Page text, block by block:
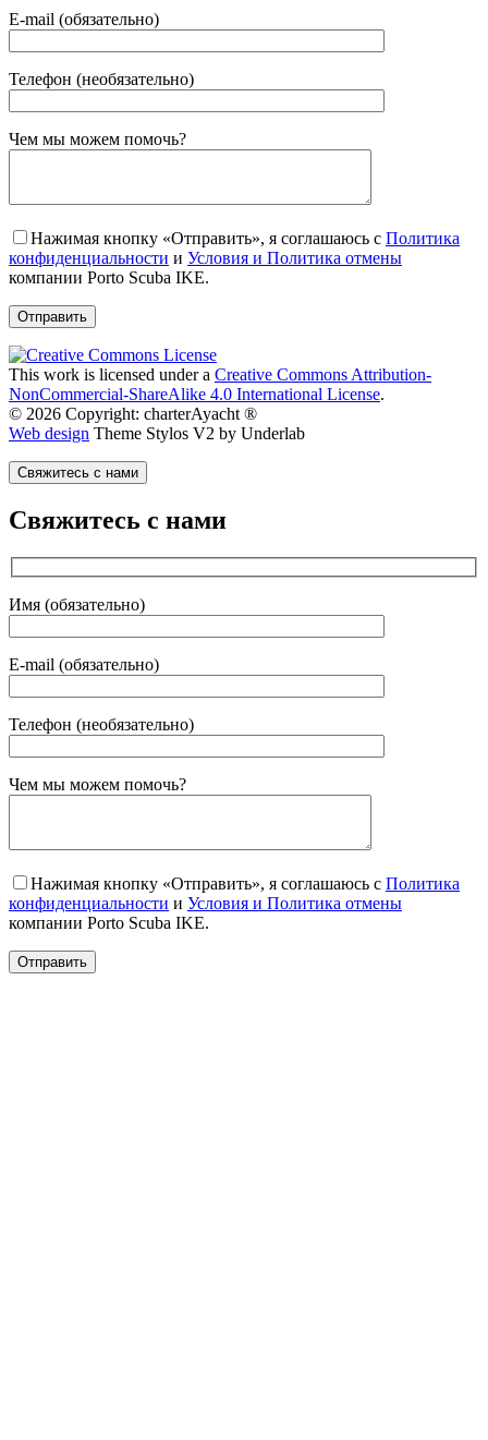
E-mail (обязательно)
Телефон (необязательно)
Gender
Чем мы можем помочь?
Нажимая кнопку «Отправить», я соглашаюсь с Политика
конфиденциальности и Условия и Политика отмены
компании Porto Scuba IKE.
This work is licensed under a Creative Commons Attribution-
NonCommercial-ShareAlike 4.0 International License.
© 2026 Copyright: charterAyacht ®
Web design Theme Stylos V2 by Underlab
Свяжитесь с нами
Свяжитесь с нами
Имя (обязательно)
E-mail (обязательно)
Телефон (необязательно)
Gender
Чем мы можем помочь?
Нажимая кнопку «Отправить», я соглашаюсь с Политика
конфиденциальности и Условия и Политика отмены
компании Porto Scuba IKE.